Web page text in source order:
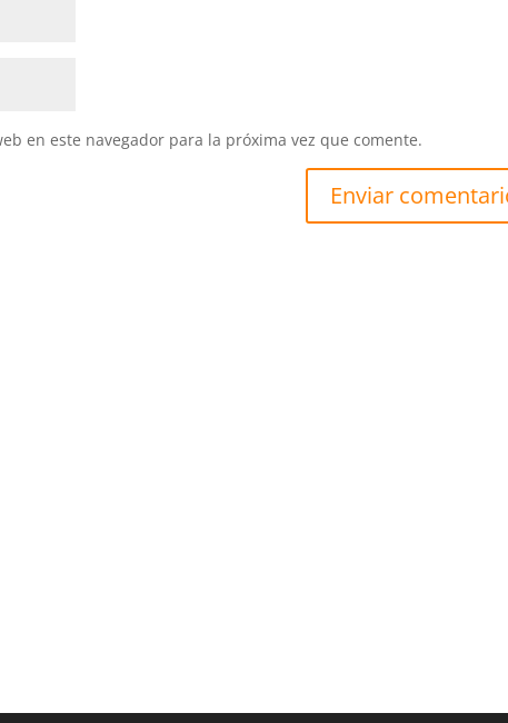
en este navegador para la próxima vez que comente.